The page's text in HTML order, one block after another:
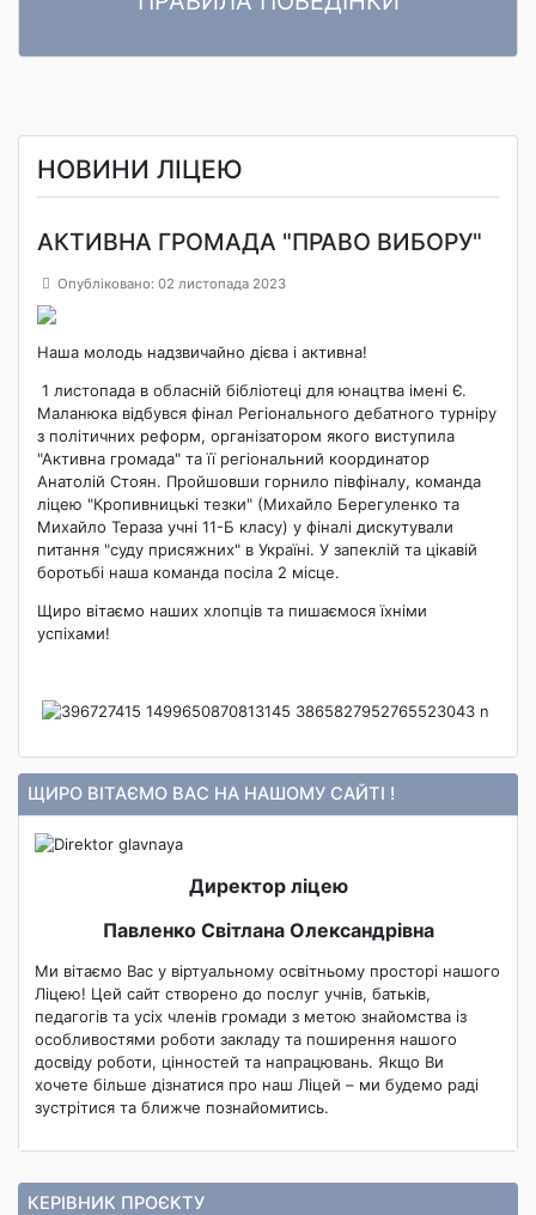
ЩИРО ВІТАЄМО ВАС НА НАШОМУ САЙТІ !
Директор ліцею
Павленко Світлана Олександрівна
Ми вітаємо Вас у віртуальному освітньому просторі нашого
Ліцею! Цей сайт створено до послуг учнів, батьків,
педагогів та усіх членів громади з метою знайомства із
особливостями роботи закладу та поширення нашого
досвіду роботи, цінностей та напрацювань. Якщо Ви
хочете більше дізнатися про наш Ліцей – ми будемо раді
зустрітися та ближче познайомитись.
НОВИНИ ЛІЦЕЮ
АКТИВНА ГРОМАДА "ПРАВО ВИБОРУ"
Опубліковано: 02 листопада 2023
Наша молодь надзвичайно дієва і активна!
1 листопада в обласній бібліотеці для юнацтва імені Є.
Маланюка відбувся фінал Регіонального дебатного турніру
з політичних реформ, організатором якого виступила
"Активна громада" та її регіональний координатор
Анатолій Стоян. Пройшовши горнило півфіналу, команда
ліцею "Кропивницькі тезки" (Михайло Берегуленко та
Михайло Тераза учні 11-Б класу) у фіналі дискутували
питання "суду присяжних" в Україні. У запеклій та цікавій
боротьбі наша команда посіла 2 місце.
Щиро вітаємо наших хлопців та пишаємося їхніми
успіхами!
КЕРІВНИК ПРОЄКТУ